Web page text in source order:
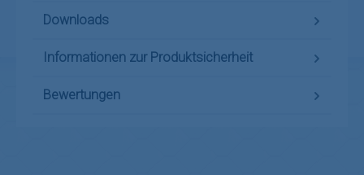
Downloads
Informationen zur Produktsicherheit
Bewertungen